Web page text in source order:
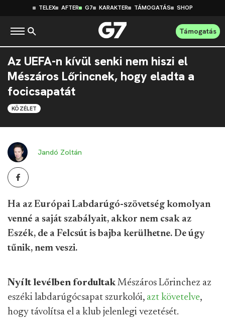
TELEX AFTER G7 KARAKTER TÁMOGATÁS SHOP
Támogatás
Az UEFA-n kívül senki nem hiszi el
Mészáros Lőrincnek, hogy eladta a
focicsapatát
KÖZÉLET
Jandó Zoltán
Ha az Európai Labdarúgó-szövetség komolyan
venné a saját szabályait, akkor nem csak az
Eszék, de a Felcsút is bajba kerülhetne. De úgy
tűnik, nem veszi.
Nyílt levélben fordultak Mészáros Lőrinchez az
eszéki labdarúgócsapat szurkolói, azt követelve,
hogy távolítsa el a klub jelenlegi vezetését.